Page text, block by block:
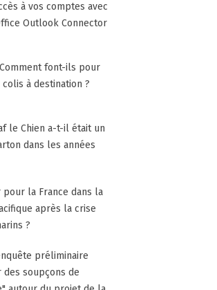
à vos comptes avec
Outlook Connector
font-ils pour
à destination ?
le Chien a-t-il était un
dans les années
pour la France dans la
après la crise
?
préliminaire
soupçons de